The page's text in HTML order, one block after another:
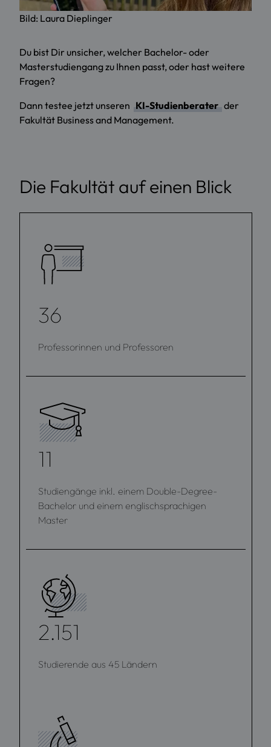
Bild: Laura Dieplinger
Du bist Dir unsicher, welcher Bachelor- oder
Masterstudiengang zu Ihnen passt, oder hast weitere
Fragen?
Dann testee jetzt unseren KI-Studienberater der
Fakultät Business and Management.
Die Fakultät auf einen Blick
36
Professorinnen und Professoren
11
Studiengänge inkl. einem Double-Degree-
Bachelor und einem englischsprachigen
Master
2.151
Studierende aus 45 Ländern